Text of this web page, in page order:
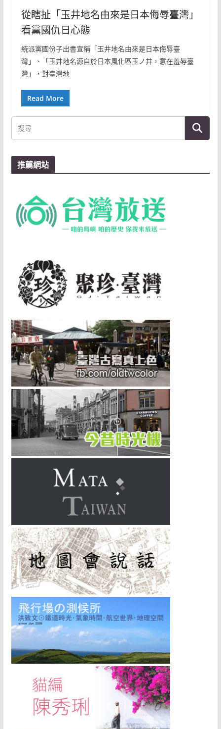
從瞎扯「玉井地名由來是日本侮辱臺灣」
看黨國仇日心態
統派黨國份子出書宣稱「玉井地名由來是日本侮辱臺
灣」、「玉井地名源自於日本風化區玉ノ井，意在羞辱臺
灣」，對臺灣地
Read More
推薦網站